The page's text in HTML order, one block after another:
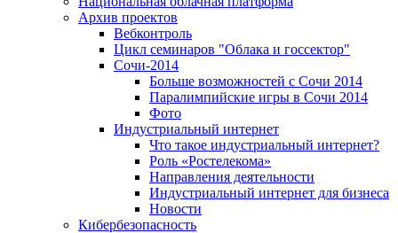
Архив проектов
Вебконтроль
Цикл семинаров "Облака и госсектор"
Сочи-2014
Больше возможностей с Сочи 2014
Паралимпийские игры в Сочи 2014
Фото
Индустриальный интернет
Что такое индустриальный интернет?
Роль «Ростелекома»
Направления деятельности
Индустриальный интернет для бизнеса
Новости
Кибербезопасность